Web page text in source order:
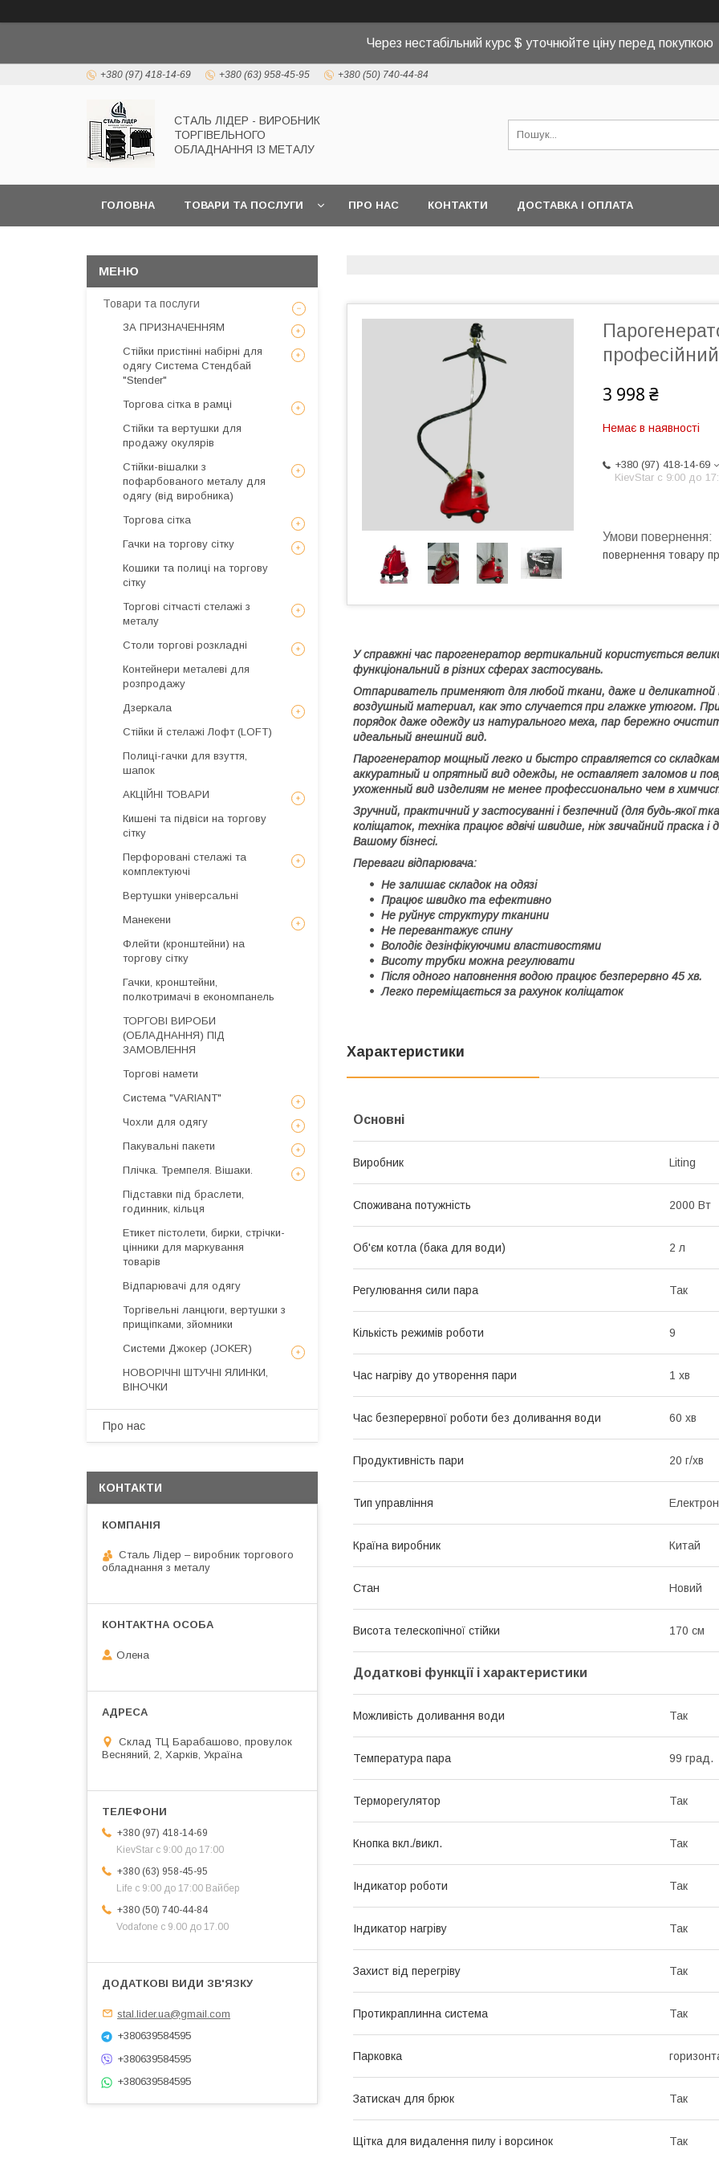
Через нестабільний курс $ уточнюйте ціну перед покупкою
+380 (97) 418-14-69 +380 (63) 958-45-95 +380 (50) 740-44-84
СТАЛЬ ЛІДЕР - ВИРОБНИК
ТОРГІВЕЛЬНОГО
ОБЛАДНАННЯ ІЗ МЕТАЛУ
ГОЛОВНА ТОВАРИ ТА ПОСЛУГИ ПРО НАС КОНТАКТИ ДОСТАВКА І ОПЛАТА
професійний
3 998 ₴
Немає в наявності
+380 (97) 418-14-69
KievStar с 9:00 до
повернення товару
У справжні час парогенератор вертикальний користується
функціональний в різних сферах застосувань.
Отпариватель применяют для любой ткани, даже и деликатной
воздушный материал, как это случается при глажке утюгом.
порядок даже одежду из натурального меха, пар бережно
идеальный внешний вид.
Парогенератор мощный легко и быстро справляется со
аккуратный и опрятный вид одежды, не оставляет заломов и
ухоженный вид изделиям не менее профессионально чем в
Зручний, практичний у застосуванні ібезпечний (для будь-якої
коліщаток, техніка працює вдвічі швидше, ніж звичайний праска
Вашому бізнесі.
Переваги відпарювача:
Не залишає складок на одязі
Працює швидко та ефективно
Не руйнує структуру тканини
Не перевантажує спину
Володіє дезінфікуючими властивостями
Висоту трубки можна регулювати
Після одного наповнення водою працює безперервно 45 хв.
Легко переміщається за рахунок коліщаток
Характеристики
Основні
Виробник Liting
Споживана потужність 2000 Вт
Об'єм котла (бака для води) 2 л
Регулювання сили пара Так
Кількість режимів роботи 9
Час нагріву до утворення пари 1 хв
Час безперервної роботи без доливання води 60 хв
Продуктивність пари 20 г/хв
Тип управління
Країна виробник Китай
Стан Новий
Висота телескопічної стійки 170 см
Додаткові функції і характеристики
Можливість доливання води Так
Температура пара 99 град.
Терморегулятор Так
Кнопка вкл./викл. Так
Індикатор роботи Так
Індикатор нагріву Так
Захист від перегріву Так
Протикраплинна система Так
Парковка
Затискач для брюк Так
Щітка для видалення пилу і ворсинок Так
Товари та послуги
ЗА ПРИЗНАЧЕННЯМ
Стійки пристінні набірні для
одягу Система Стендбай
"Stender"
Торгова сітка в рамці
Стійки та вертушки для
продажу окулярів
Стійки-вішалки з
пофарбованого металу для
одягу (від виробника)
Торгова сітка
Гачки на торгову сітку
Кошики та полиці на торгову
сітку
Торгові сітчасті стелажі з
металу
Столи торгові розкладні
Контейнери металеві для
розпродажу
Дзеркала
Стійки й стелажі Лофт (LOFT)
Полиці-гачки для взуття,
шапок
АКЦІЙНІ ТОВАРИ
Кишені та підвіси на торгову
сітку
Перфоровані стелажі та
комплектуючі
Вертушки універсальні
Манекени
Флейти (кронштейни) на
торгову сітку
Гачки, кронштейни,
полкотримачі в економпанель
ТОРГОВІ ВИРОБИ
(ОБЛАДНАННЯ) ПІД
ЗАМОВЛЕННЯ
Торгові намети
Система "VARIANT"
Чохли для одягу
Пакувальні пакети
Плічка. Тремпеля. Вішаки.
Підставки під браслети,
годинник, кільця
Етикет пістолети, бирки, стрічки-
цінники для маркування
товарів
Відпарювачі для одягу
Торгівельні ланцюги, вертушки з
прищіпками, зйомники
Системи Джокер (JOKER)
НОВОРІЧНІ ШТУЧНІ ЯЛИНКИ,
ВІНОЧКИ
Про нас
КОНТАКТИ
Сталь Лідер – виробник торгового
обладнання з металу
Олена
Склад ТЦ Барабашово, провулок
Весняний, 2, Харків, Україна
+380 (97) 418-14-69
KievStar с 9:00 до 17:00
+380 (63) 958-45-95
Life с 9:00 до 17:00 Вайбер
+380 (50) 740-44-84
Vodafone с 9.00 до 17.00
stal.lider.ua@gmail.com
+380639584595
+380639584595
+380639584595